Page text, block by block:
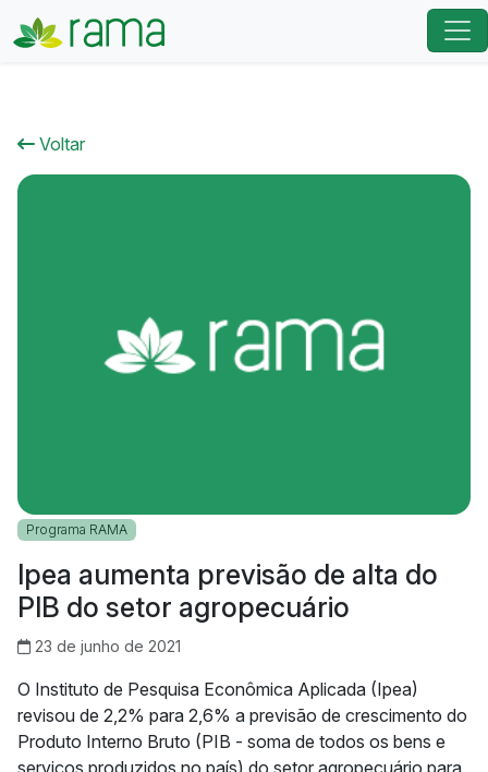
Voltar
Programa RAMA
Ipea aumenta previsão de alta do
PIB do setor agropecuário
23 de junho de 2021
O Instituto de Pesquisa Econômica Aplicada (Ipea)
revisou de 2,2% para 2,6% a previsão de crescimento do
Produto Interno Bruto (PIB - soma de todos os bens e